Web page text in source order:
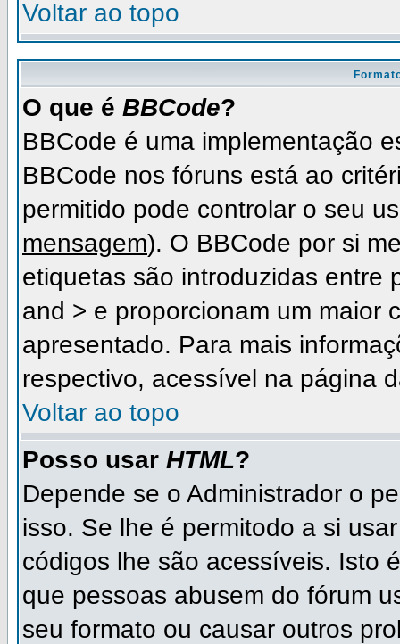
Voltar ao topo
O que é BBCode?
BBCode é uma implementação
BBCode nos fóruns está ao
permitido pode controlar o seu
mensagem). O BBCode por si
etiquetas são introduzidas entre
and > e proporcionam um maior
apresentado. Para mais
respectivo, acessível na página
Voltar ao topo
Posso usar HTML?
Depende se o Administrador o
isso. Se lhe é permitodo a si
códigos lhe são acessíveis. Isto
que pessoas abusem do fórum
seu formato ou causar outros